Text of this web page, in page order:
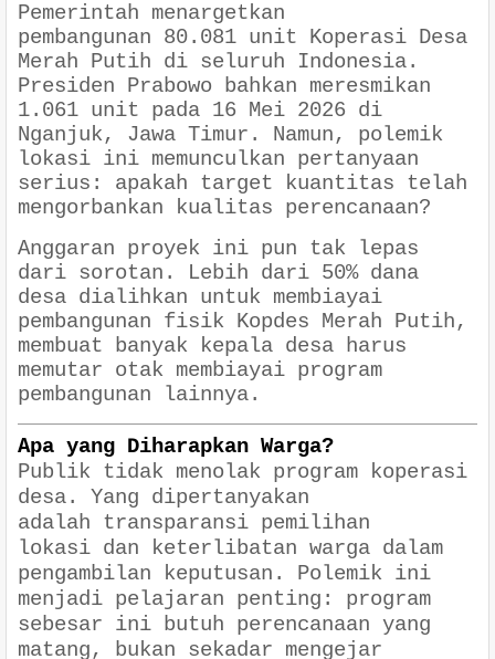
Pemerintah menargetkan
pembangunan 80.081 unit Koperasi Desa
Merah Putih di seluruh Indonesia.
Presiden Prabowo bahkan meresmikan
1.061 unit pada 16 Mei 2026 di
Nganjuk, Jawa Timur. Namun, polemik
lokasi ini memunculkan pertanyaan
serius: apakah target kuantitas telah
mengorbankan kualitas perencanaan?
Anggaran proyek ini pun tak lepas
dari sorotan. Lebih dari 50% dana
desa dialihkan untuk membiayai
pembangunan fisik Kopdes Merah Putih,
membuat banyak kepala desa harus
memutar otak membiayai program
pembangunan lainnya.
Apa yang Diharapkan Warga?
Publik tidak menolak program koperasi
desa. Yang dipertanyakan
adalah transparansi pemilihan
lokasi dan keterlibatan warga dalam
pengambilan keputusan. Polemik ini
menjadi pelajaran penting: program
sebesar ini butuh perencanaan yang
matang, bukan sekadar mengejar